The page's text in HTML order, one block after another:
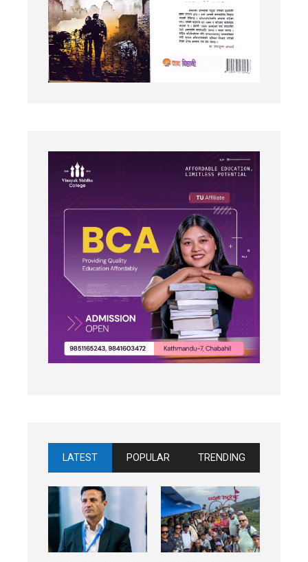
LATEST POPULAR TRENDING